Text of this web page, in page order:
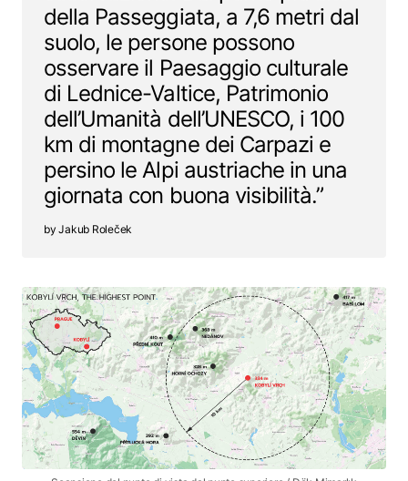
della Passeggiata, a 7,6 metri dal
suolo, le persone possono
osservare il Paesaggio culturale
di Lednice-Valtice, Patrimonio
dell’Umanità dell’UNESCO, i 100
km di montagne dei Carpazi e
persino le Alpi austriache in una
giornata con buona visibilità.”
Jakub Roleček